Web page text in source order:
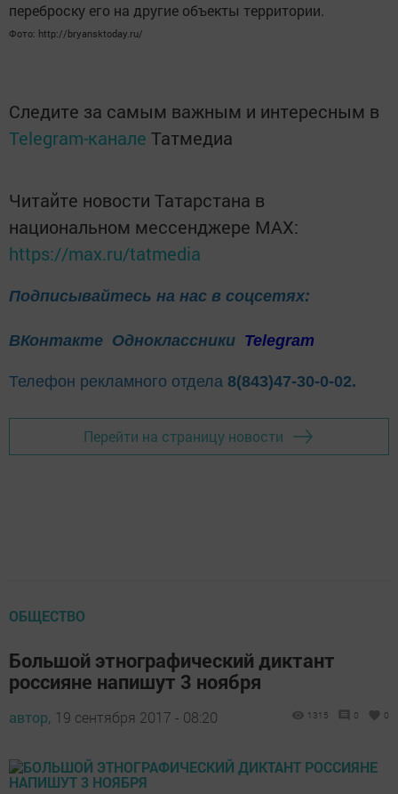
переброску его на другие объекты территории.
Фото: http://bryansktoday.ru/
Следите за самым важным и интересным в
Telegram-канале Татмедиа
Читайте новости Татарстана в
национальном мессенджере MАХ:
https://max.ru/tatmedia
Подписывайтесь на нас в соцсетях:
ВКонтакте Одноклассники Telegram
Телефон рекламного отдела 8(843)47-30-0-02.
Перейти на страницу новости
ОБЩЕСТВО
Большой этнографический диктант
россияне напишут 3 ноября
автор, 19 сентября 2017 - 08:20 1315 0 0